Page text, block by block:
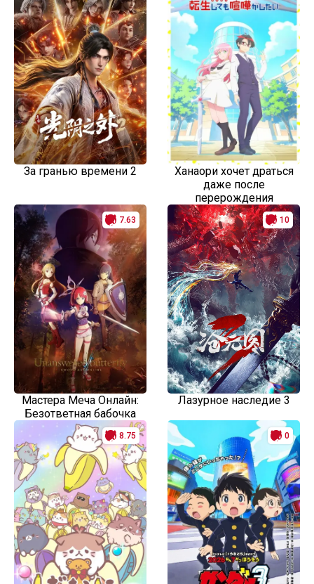
За гранью времени 2
Ханаори хочет драться
даже после
перерождения
7.63
Мастера Меча Онлайн:
Безответная бабочка
10
Лазурное наследие 3
8.75 0